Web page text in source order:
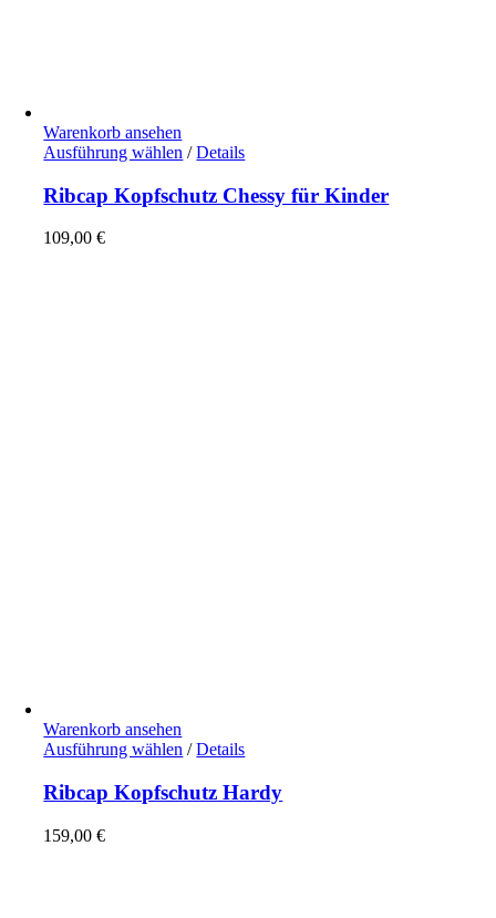
Warenkorb ansehen
Ausführung wählen Dieses
weist
mehrere
/ Details
Ribcap Kopfschutz Chessy für Kinder
109,00€
Warenkorb ansehen
Ausführung wählen Dieses
weist
mehrere
/ Details
Ribcap Kopfschutz Hardy
159,00€